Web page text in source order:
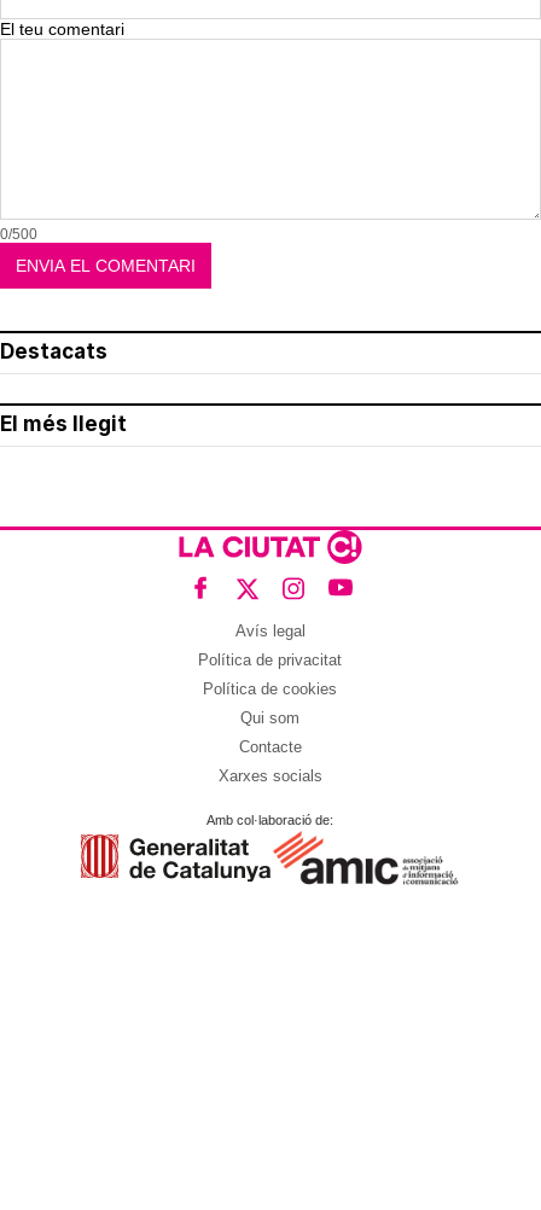
El teu comentari
0/500
Destacats
El més llegit
Avís legal
Política de privacitat
Política de cookies
Qui som
Contacte
Xarxes socials
Amb col·laboració de: